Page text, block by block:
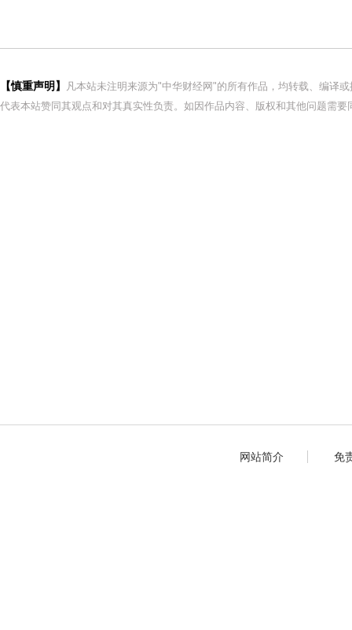
【慎重声明】
凡本站未注明来源为"中华财经网"的所有作品，均转载、编译
代表本站赞同其观点和对其真实性负责。如因作品内容、版权和其他问题需
网站简介 免